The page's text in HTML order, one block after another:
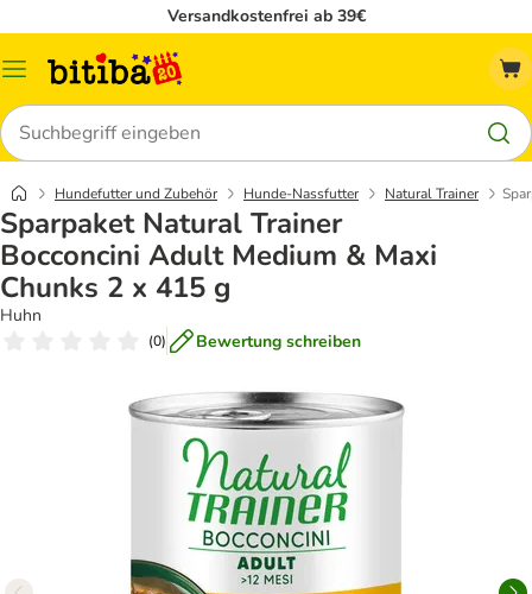
Versandkostenfrei ab 39€
Menü
Suchen
Hundefutter und Zubehör Hunde-Nassfutter Natural Trainer
Sparpaket Natural Trainer
Bocconcini Adult Medium & Maxi
Chunks 2 x 415 g
Huhn
(0) Bewertung schreiben